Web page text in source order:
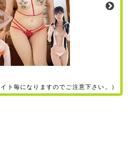
ト毎になりますのでご注意下さい。）